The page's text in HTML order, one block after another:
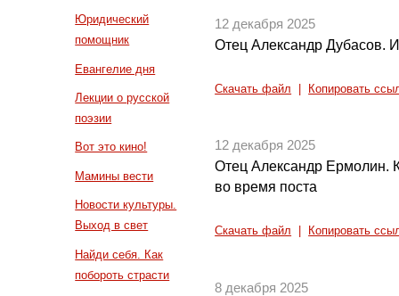
Юридический
помощник
Евангелие дня
Лекции о русской
поэзии
Вот это кино!
Мамины вести
Новости культуры.
Выход в свет
Найди себя. Как
побороть страсти
12 декабря 2025
Отец Александр Дубасов.
Скачать файл Копировать
12 декабря 2025
Отец Александр Ермолин.
во время поста
Скачать файл Копировать
8 декабря 2025